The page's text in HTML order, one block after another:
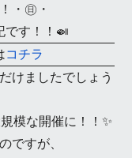
・㊐・
です！！🍛
コチラ
けましたでしょう
模な開催に！！✨
ですが、